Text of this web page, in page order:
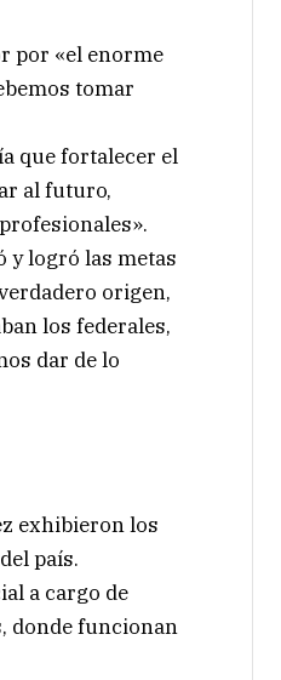
por «el enorme
tomar
que fortalecer el
al futuro,
y logró las metas
origen,
los federales,
dar de lo
exhibieron los
país.
a cargo de
donde funcionan